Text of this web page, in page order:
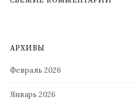
АРХИВЫ
Февраль 2026
Январь 2026